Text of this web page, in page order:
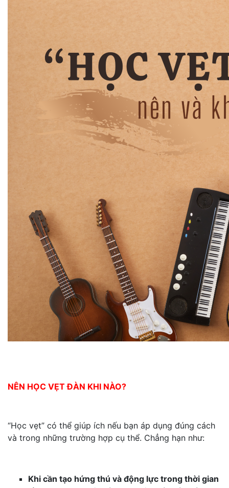
NÊN HỌC VẸT ĐÀN KHI NÀO?
“Học vẹt” có thể giúp ích nếu bạn áp dụng đúng cách
và trong những trường hợp cụ thể. Chẳng hạn như:
Khi cần tạo hứng thú và động lực trong thời gian